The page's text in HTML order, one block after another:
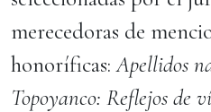
merecedoras de
honoríficas:Apellidos
Topoyanco: Reflejos de